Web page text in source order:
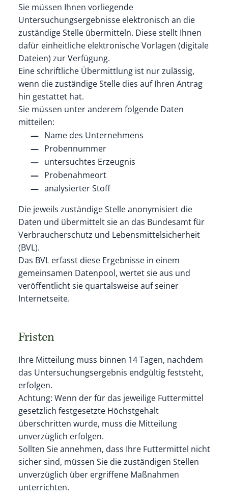
Sie müssen Ihnen vorliegende
Untersuchungsergebnisse elektronisch an die
zuständige Stelle übermitteln. Diese stellt Ihnen
dafür einheitliche elektronische Vorlagen (digitale
Dateien) zur Verfügung.
Eine schriftliche Übermittlung ist nur zulässig,
wenn die zuständige Stelle dies auf Ihren Antrag
hin gestattet hat.
Sie müssen unter anderem folgende Daten
mitteilen:
Name des Unternehmens
Probennummer
untersuchtes Erzeugnis
Probenahmeort
analysierter Stoff
Die jeweils zuständige Stelle anonymisiert die
Daten und übermittelt sie an das Bundesamt für
Verbraucherschutz und Lebensmittelsicherheit
(BVL).
Das BVL erfasst diese Ergebnisse in einem
gemeinsamen Datenpool, wertet sie aus und
veröffentlicht sie quartalsweise auf seiner
Internetseite.
Fristen
Ihre Mitteilung muss binnen 14 Tagen, nachdem
das Untersuchungsergebnis endgültig feststeht,
erfolgen.
Achtung: Wenn der für das jeweilige Futtermittel
gesetzlich festgesetzte Höchstgehalt
überschritten wurde, muss die Mitteilung
unverzüglich erfolgen.
Sollten Sie annehmen, dass Ihre Futtermittel nicht
sicher sind, müssen Sie die zuständigen Stellen
unverzüglich über ergriffene Maßnahmen
unterrichten.